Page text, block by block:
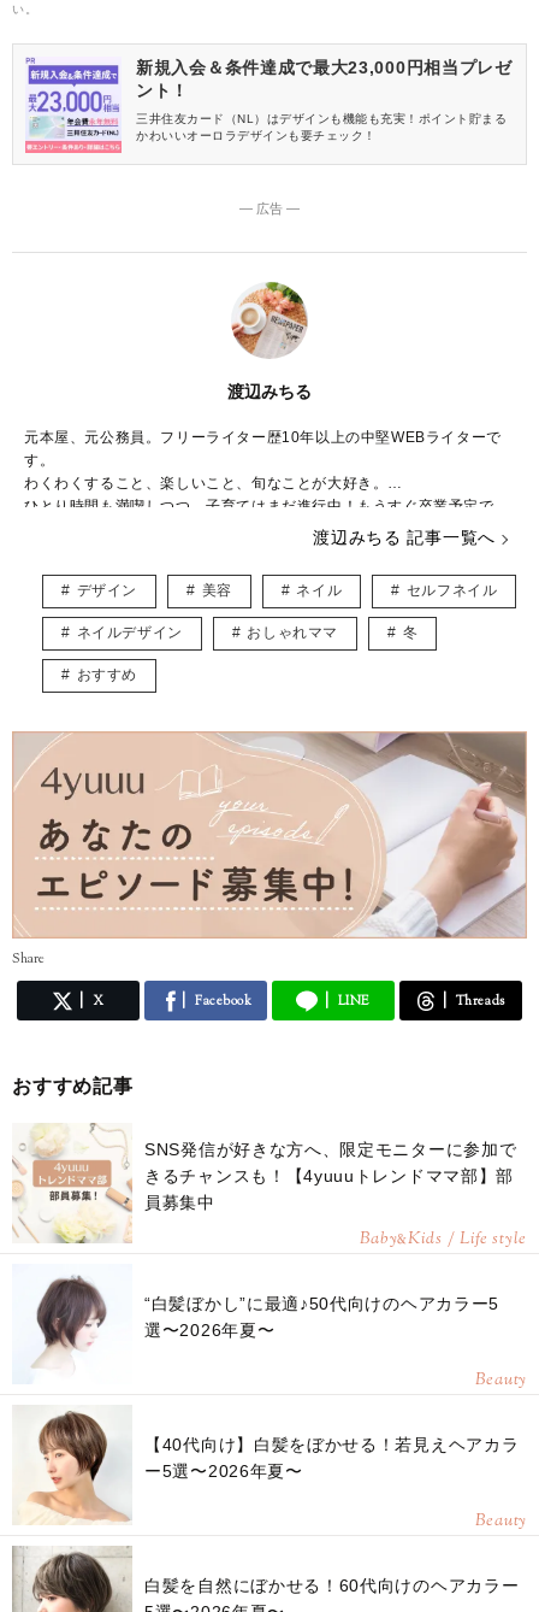
い。
新規入会＆条件達成で最大23,000円相当プレゼ
ント！
三井住友カード（NL）はデザインも機能も充実！ポイント貯まる
かわいいオーロラデザインも要チェック！
― 広告 ―
渡辺みちる
元本屋、元公務員。フリーライター歴10年以上の中堅WEBライターで
す。
わくわくすること、楽しいこと、旬なことが大好き。
ひとり時間も満喫しつつ、子育てはまだ進行中！もうすぐ卒業予定で
お届けしていきます。
渡辺みちる 記事一覧へ
デザイン 美容 ネイル セルフネイル
ネイルデザイン おしゃれママ 冬
おすすめ
Share
X Facebook LINE Threads
おすすめ記事
SNS発信が好きな方へ、限定モニターに参加で
きるチャンスも！【4yuuuトレンドママ部】部
員募集中
Baby&Kids / Life style
“白髪ぼかし”に最適♪50代向けのヘアカラー5
選〜2026年夏〜
Beauty
【40代向け】白髪をぼかせる！若見えヘアカラ
ー5選〜2026年夏〜
Beauty
白髪を自然にぼかせる！60代向けのヘアカラー